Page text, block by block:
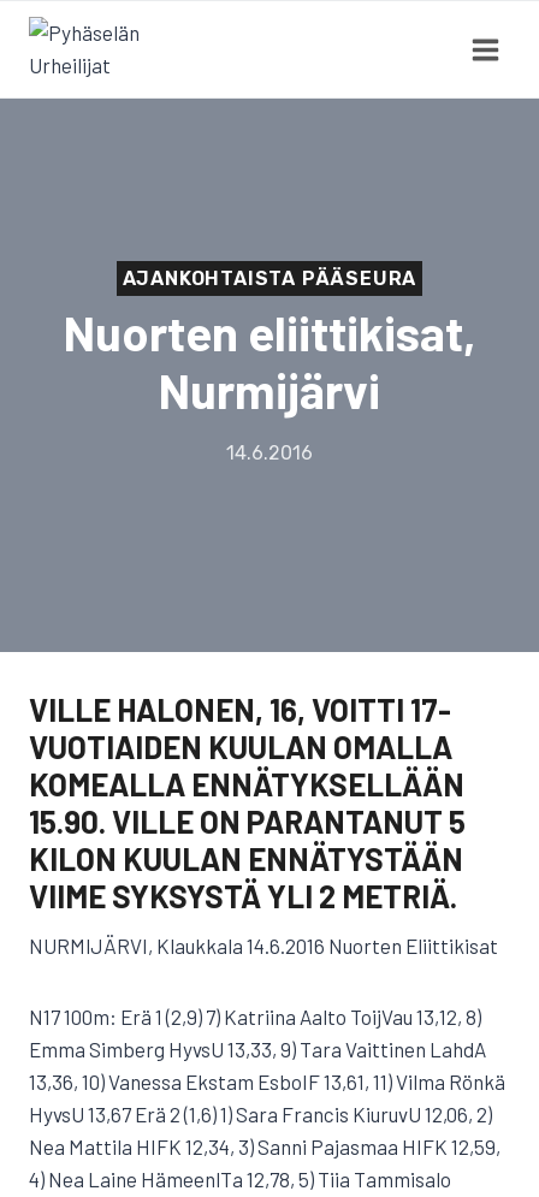
Siirry
sisältöön
AJANKOHTAISTA PÄÄSEURA
Nuorten eliittikisat,
Nurmijärvi
14.6.2016
VILLE HALONEN, 16, VOITTI 17-
VUOTIAIDEN KUULAN OMALLA
KOMEALLA ENNÄTYKSELLÄÄN
15.90. VILLE ON PARANTANUT 5
KILON KUULAN ENNÄTYSTÄÄN
VIIME SYKSYSTÄ YLI 2 METRIÄ.
NURMIJÄRVI, Klaukkala 14.6.2016 Nuorten Eliittikisat
N17 100m: Erä 1 (2,9) 7) Katriina Aalto ToijVau 13,12, 8)
Emma Simberg HyvsU 13,33, 9) Tara Vaittinen LahdA
13,36, 10) Vanessa Ekstam EsboIF 13,61, 11) Vilma Rönkä
HyvsU 13,67 Erä 2 (1,6) 1) Sara Francis KiuruvU 12,06, 2)
Nea Mattila HIFK 12,34, 3) Sanni Pajasmaa HIFK 12,59,
4) Nea Laine HämeenlTa 12,78, 5) Tiia Tammisalo